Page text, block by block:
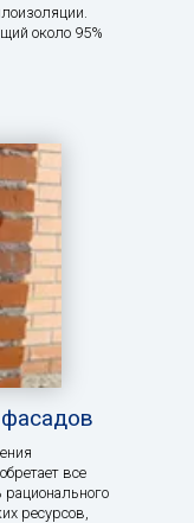
около 95%
все
ресурсов,